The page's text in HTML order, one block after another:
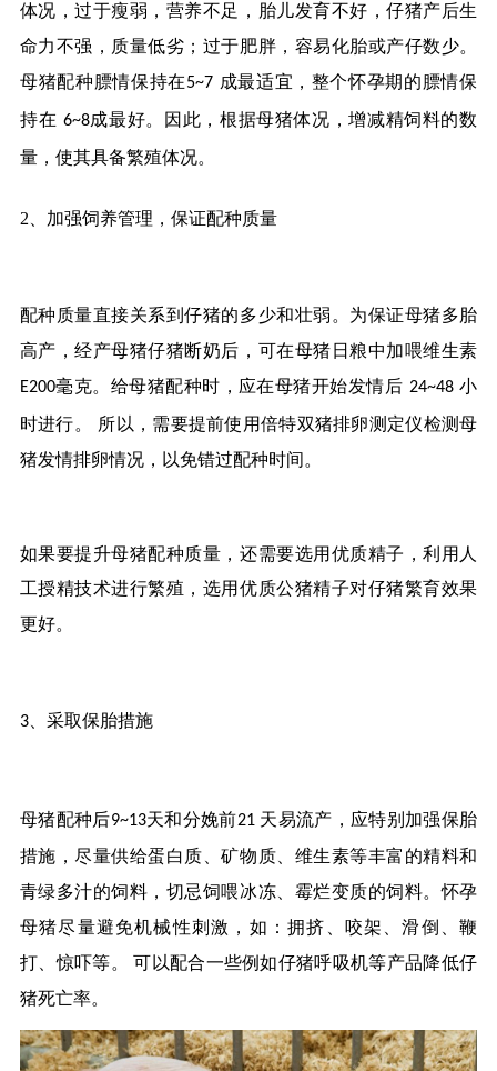
体况，过于瘦弱，营养不足，胎儿发育不好，仔猪产后生
命力不强，质量低劣；过于肥胖，容易化胎或产仔数少。
母猪配种膘情保持在5~7 成最适宜，整个怀孕期的膘情保
持在 6~8成最好。因此，根据母猪体况，增减精饲料的数
量，使其具备繁殖体况。
2、 加强饲养管理，保证配种质量
配种质量直接关系到仔猪的多少和壮弱。为保证母猪多胎
高产，经产母猪仔猪断奶后，可在母猪日粮中加喂维生素
E200毫克。给母猪配种时，应在母猪开始发情后 24~48 小
时进行。
所以，需要提前使用倍特双猪排卵测定仪检测母
猪发情排卵情况，以免错过配种时间。
如果要提升母猪配种质量，还需要选用优质精子，利用人
工授精技术进行繁殖，选用优质公猪精子对仔猪繁育效果
更好。
3、采取保胎措施
母猪配种后9~13天和分娩前21 天易流产，应特别加强保胎
措施，尽量供给蛋白质、矿物质、维生素等丰富的精料和
青绿多汁的饲料，切忌饲喂冰冻、霉烂变质的饲料。怀孕
母猪尽量避免机械性刺激，如：拥挤、咬架、滑倒、鞭
打、惊吓等。
可以配合一些例如仔猪呼吸机等产品降低仔
猪死亡率。